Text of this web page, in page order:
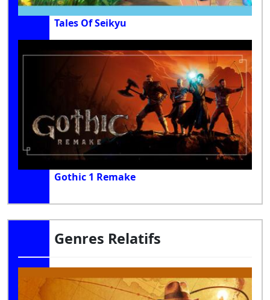
Tales Of Seikyu
Gothic 1 Remake
Genres Relatifs